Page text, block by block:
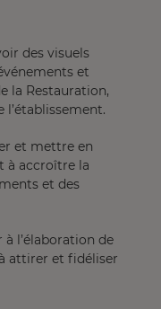
des visuels
et
la Restauration,
l’établissement.
et mettre en
à accroître la
et des
à l’élaboration de
attirer et fidéliser